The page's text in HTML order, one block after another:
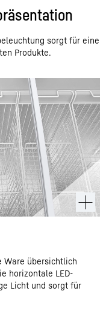
sorgt für eine
Produkte.
Ware übersichtlich
horizontale LED-
Licht und sorgt für